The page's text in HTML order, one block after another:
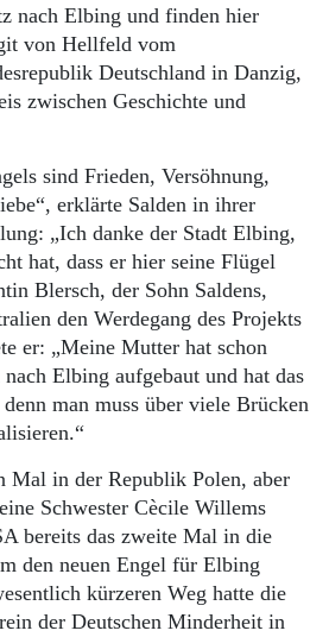
nach Elbing und finden hier
von Hellfeld vom
Deutschland in Danzig,
zwischen Geschichte und
sind Frieden, Versöhnung,
erklärte Salden in ihrer
„Ich danke der Stadt Elbing,
hat, dass er hier seine Flügel
Blersch, der Sohn Saldens,
den Werdegang des Projekts
er: „Meine Mutter hat schon
Elbing aufgebaut und hat das
man muss über viele Brücken
Mal in der Republik Polen, aber
Schwester Cècile Willems
bereits das zweite Mal in die
den neuen Engel für Elbing
kürzeren Weg hatte die
der Deutschen Minderheit in